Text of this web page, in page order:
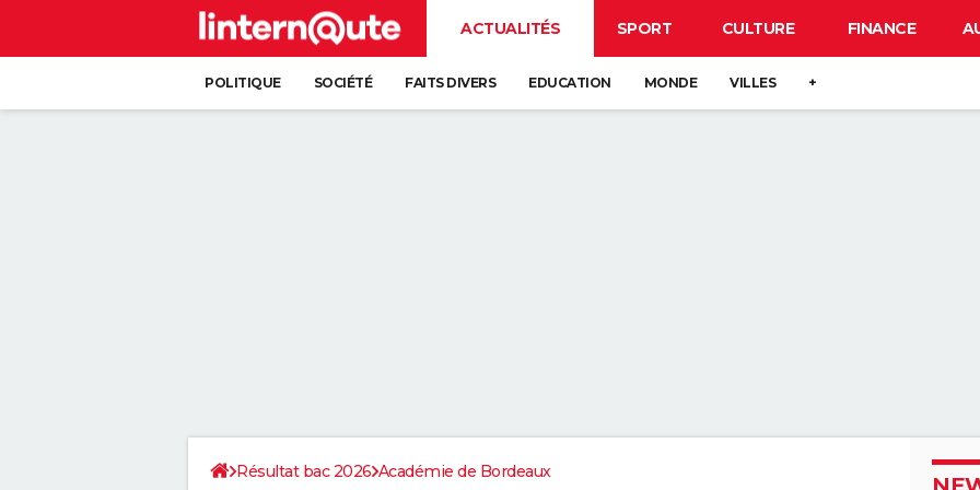
ACTUALITÉS SPORT CULTURE FINANCE
POLITIQUE SOCIÉTÉ FAITS DIVERS EDUCATION MONDE VILLES +
Résultat bac 2026 Académie de Bordeaux